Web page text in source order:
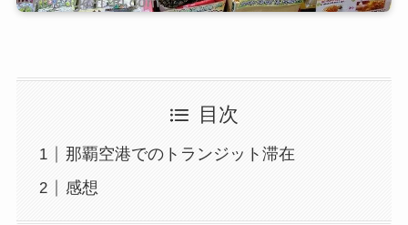
目次
那覇空港でのトランジット滞在
感想